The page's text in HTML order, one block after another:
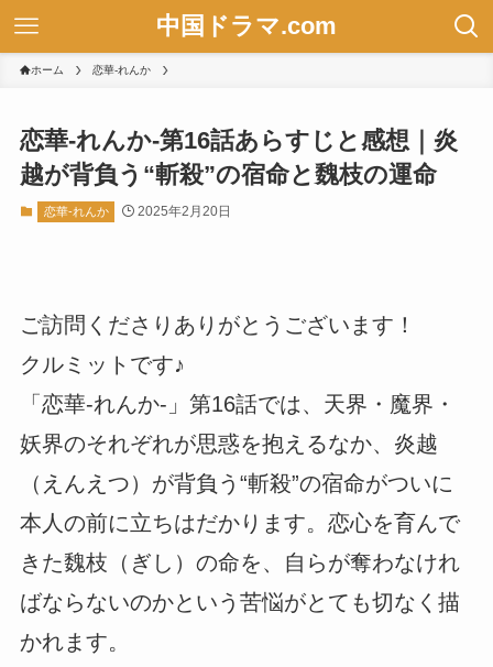
中国ドラマ.com
ホーム 恋華-れんか
恋華-れんか-第16話あらすじと感想｜炎
越が背負う“斬殺”の宿命と魏枝の運命
恋華-れんか 2025年2月20日
ご訪問くださりありがとうございます！
クルミットです♪
「恋華-れんか-」第16話では、天界・魔界・
妖界のそれぞれが思惑を抱えるなか、炎越
（えんえつ）が背負う“斬殺”の宿命がついに
本人の前に立ちはだかります。恋心を育んで
きた魏枝（ぎし）の命を、自らが奪わなけれ
ばならないのかという苦悩がとても切なく描
かれます。